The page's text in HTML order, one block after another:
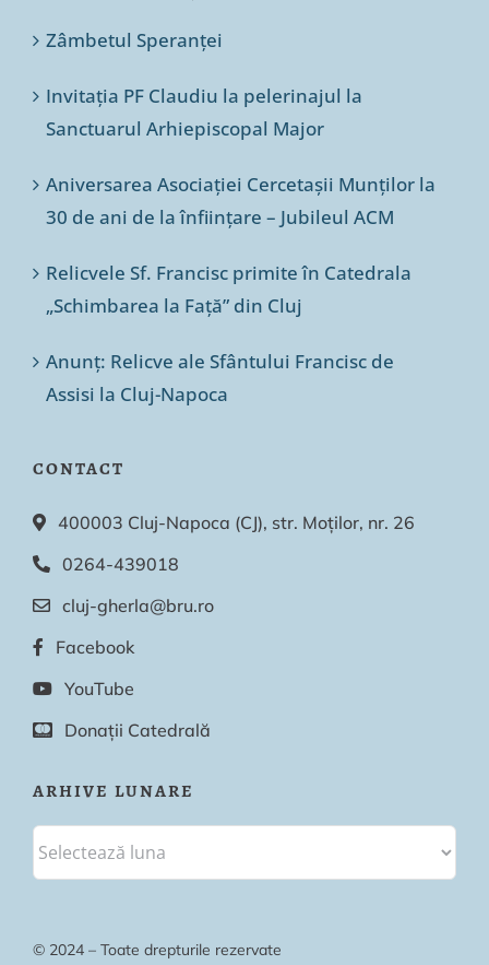
Zâmbetul Speranței
Invitația PF Claudiu la pelerinajul la
Sanctuarul Arhiepiscopal Major
Aniversarea Asociației Cercetașii Munților la
30 de ani de la înființare – Jubileul ACM
Relicvele Sf. Francisc primite în Catedrala
„Schimbarea la Față” din Cluj
Anunț: Relicve ale Sfântului Francisc de
Assisi la Cluj-Napoca
CONTACT
400003 Cluj-Napoca (CJ), str. Moților, nr. 26
0264-439018
cluj-gherla@bru.ro
Facebook
YouTube
Donații Catedrală
ARHIVE LUNARE
© 2024 – Toate drepturile rezervate